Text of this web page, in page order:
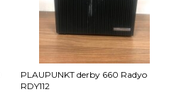
PLAUPUNKT derby 660 Radyo
RDY112